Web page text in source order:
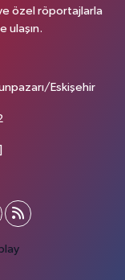
özel röportajlarla
ulaşın.
Eskişehir